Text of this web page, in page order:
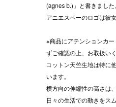
(agnes b.)」と書きました。
アニエスベーのロゴは彼
※商品にアテンションカ
ずご確認の上、お取扱いく
コットン天竺生地は特に
います。
横方向の伸縮性の高さは
日々の生活での動きをス